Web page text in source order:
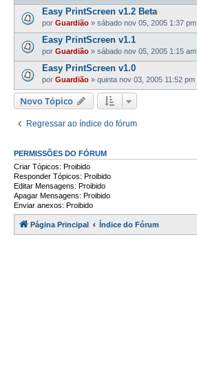
Easy PrintScreen v1.2 Beta
por Guardião » sábado nov 05, 2005 1:37 pm
Easy PrintScreen v1.1
por Guardião » sábado nov 05, 2005 1:15 am
Easy PrintScreen v1.0
por Guardião » quinta nov 03, 2005 11:52 pm
Novo Tópico
Regressar ao índice do fórum
PERMISSÕES DO FÓRUM
Criar Tópicos: Proibido
Responder Tópicos: Proibido
Editar Mensagens: Proibido
Apagar Mensagens: Proibido
Enviar anexos: Proibido
Página Principal Índice do Fórum